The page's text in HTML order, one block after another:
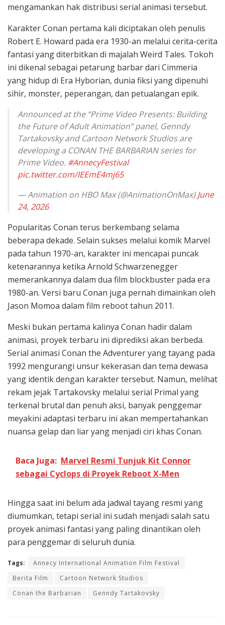
mengamankan hak distribusi serial animasi tersebut.
Karakter Conan pertama kali diciptakan oleh penulis
Robert E. Howard pada era 1930-an melalui cerita-cerita
fantasi yang diterbitkan di majalah Weird Tales. Tokoh
ini dikenal sebagai petarung barbar dari Cimmeria
yang hidup di Era Hyborian, dunia fiksi yang dipenuhi
sihir, monster, peperangan, dan petualangan epik.
Announced at the “Prime Video Presents: Building
the Future of Adult Animation” panel, Genndy
Tartakovsky and Cartoon Network Studios are
developing a CONAN THE BARBARIAN series for
Prime Video. #AnnecyFestival
pic.twitter.com/IEEmE4mj65
— Animation on HBO Max (@AnimationOnMax)June
24, 2026
Popularitas Conan terus berkembang selama
beberapa dekade. Selain sukses melalui komik Marvel
pada tahun 1970-an, karakter ini mencapai puncak
ketenarannya ketika Arnold Schwarzenegger
memerankannya dalam dua film blockbuster pada era
1980-an. Versi baru Conan juga pernah dimainkan oleh
Jason Momoa dalam film reboot tahun 2011.
Meski bukan pertama kalinya Conan hadir dalam
animasi, proyek terbaru ini diprediksi akan berbeda.
Serial animasi Conan the Adventurer yang tayang pada
1992 mengurangi unsur kekerasan dan tema dewasa
yang identik dengan karakter tersebut. Namun, melihat
rekam jejak Tartakovsky melalui serial Primal yang
terkenal brutal dan penuh aksi, banyak penggemar
meyakini adaptasi terbaru ini akan mempertahankan
nuansa gelap dan liar yang menjadi ciri khas Conan.
Baca Juga: Marvel Resmi Tunjuk Kit Connor
sebagai Cyclops di Proyek Reboot X-Men
Hingga saat ini belum ada jadwal tayang resmi yang
diumumkan, tetapi serial ini sudah menjadi salah satu
proyek animasi fantasi yang paling dinantikan oleh
para penggemar di seluruh dunia.
Tags:
Annecy International Animation Film Festival
Berita Film
Cartoon Network Studios
Conan the Barbarian
Genndy Tartakovsky